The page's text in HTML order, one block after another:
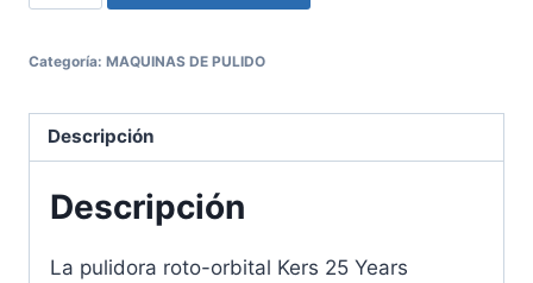
Categoría: MAQUINAS DE PULIDO
Descripción
Descripción
La pulidora roto-orbital Kers 25 Years